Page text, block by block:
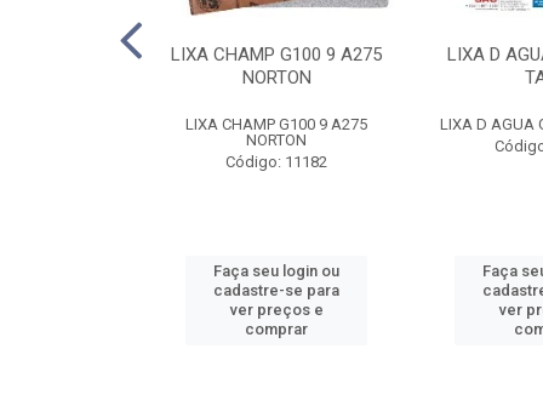
LIXA CHAMP G100 9 A275
NORTON
LIXA CHAMP G100 9 A275
NORTON
Código: 11182
Faça seu login ou
cadastre-se para
ver preços e
comprar
LIXA D
LIXA D AGUA
Faça
ver